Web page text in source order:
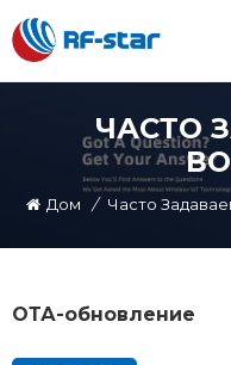
ЧАСТО
Дом / Часто
ОТА-обновление